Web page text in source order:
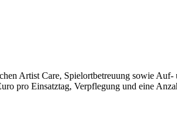
Artist Care, Spielortbetreuung sowie
pro Einsatztag, Verpflegung und eine